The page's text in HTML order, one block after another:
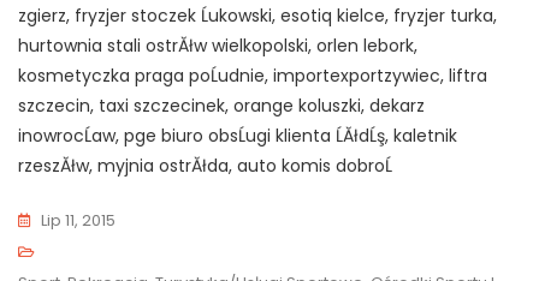
zgierz, fryzjer stoczek Ĺukowski, esotiq kielce, fryzjer turka,
hurtownia stali ostrĂłw wielkopolski, orlen lebork,
kosmetyczka praga poĹudnie, importexportzywiec, liftra
szczecin, taxi szczecinek, orange koluszki, dekarz
inowrocĹaw, pge biuro obsĹugi klienta ĹĂłdĹş, kaletnik
rzeszĂłw, myjnia ostrĂłda, auto komis dobroĹ
Lip 11, 2015